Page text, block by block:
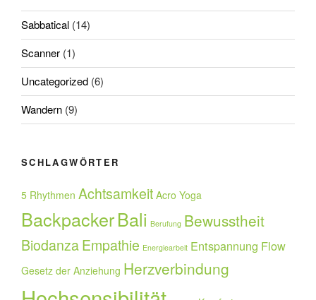
Sabbatical (14)
Scanner (1)
Uncategorized (6)
Wandern (9)
SCHLAGWÖRTER
5 Rhythmen Achtsamkeit Acro Yoga
BackpackerBali Berufung Bewusstheit
BiodanzaEmpathie Energiearbeit Entspannung Flow
Gesetz der Anziehung Herzverbindung